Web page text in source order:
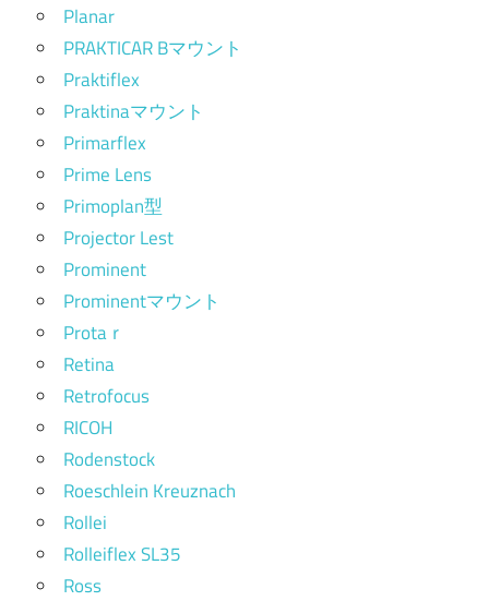
Planar
PRAKTICAR Bマウント
Praktiflex
Praktinaマウント
Primarflex
Prime Lens
Primoplan型
Projector Lest
Prominent
Prominentマウント
Protaｒ
Retina
Retrofocus
RICOH
Rodenstock
Roeschlein Kreuznach
Rollei
Rolleiflex SL35
Ross